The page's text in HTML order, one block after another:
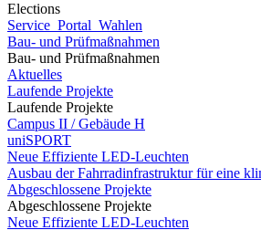
Elections
Service_Portal_Wahlen
Bau- und Prüfmaßnahmen
Bau- und Prüfmaßnahmen
Aktuelles
Laufende Projekte
Laufende Projekte
Campus II / Gebäude H
uniSPORT
Neue Effiziente LED-Leuchten
Ausbau der Fahrradinfrastruktur für eine
Abgeschlossene Projekte
Abgeschlossene Projekte
Neue Effiziente LED-Leuchten